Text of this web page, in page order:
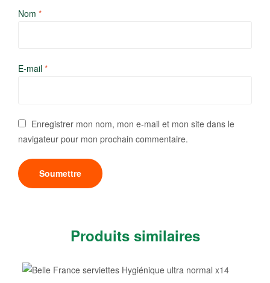
Nom *
E-mail *
Enregistrer mon nom, mon e-mail et mon site dans le
navigateur pour mon prochain commentaire.
Produits similaires